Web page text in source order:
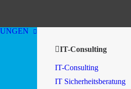
IT-Consulting
IT-Consulting
IT Sicherheitsberatung